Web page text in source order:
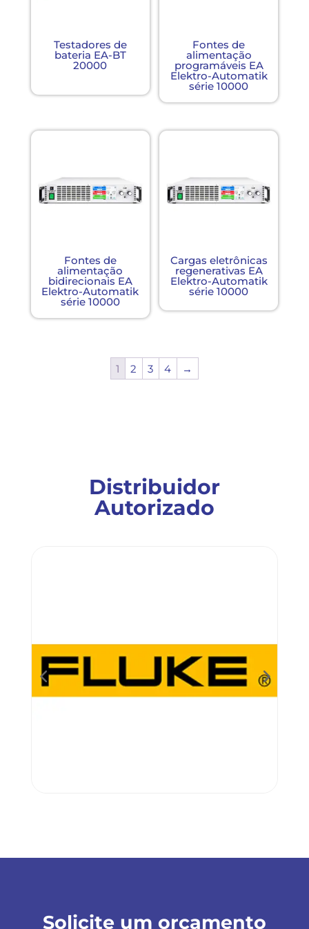
Testadores de
bateria EA-BT
20000
Fontes de
alimentação
programáveis ​​EA
Elektro-Automatik
série 10000
Fontes de
alimentação
bidirecionais EA
Elektro-Automatik
série 10000
Cargas eletrônicas
regenerativas EA
Elektro-Automatik
série 10000
1 2 3 4 →
Distribuidor
Autorizado
Solicite um orçamento